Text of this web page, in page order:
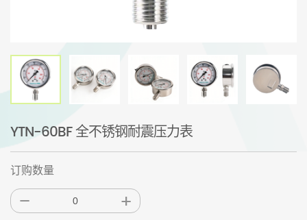
YTN-60BF 全不锈钢耐震压力表
订购数量